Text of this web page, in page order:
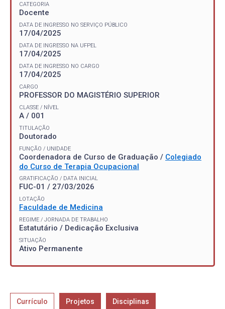
CATEGORIA
Docente
DATA DE INGRESSO NO SERVIÇO PÚBLICO
17/04/2025
DATA DE INGRESSO NA UFPEL
17/04/2025
DATA DE INGRESSO NO CARGO
17/04/2025
CARGO
PROFESSOR DO MAGISTÉRIO SUPERIOR
CLASSE / NÍVEL
A / 001
TITULAÇÃO
Doutorado
FUNÇÃO / UNIDADE
Coordenadora de Curso de Graduação / Colegiado
do Curso de Terapia Ocupacional
GRATIFICAÇÃO / DATA INICIAL
FUC-01 / 27/03/2026
LOTAÇÃO
Faculdade de Medicina
REGIME / JORNADA DE TRABALHO
Estatutário / Dedicação Exclusiva
SITUAÇÃO
Ativo Permanente
Currículo Projetos Disciplinas